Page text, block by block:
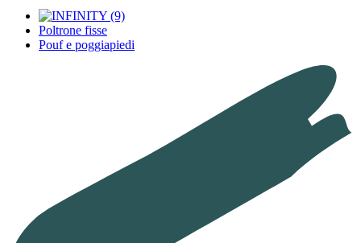
Poltrone fisse
Pouf e poggiapiedi